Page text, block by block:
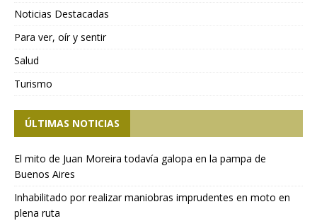
Noticias Destacadas
Para ver, oír y sentir
Salud
Turismo
ÚLTIMAS NOTICIAS
El mito de Juan Moreira todavía galopa en la pampa de
Buenos Aires
Inhabilitado por realizar maniobras imprudentes en moto en
plena ruta